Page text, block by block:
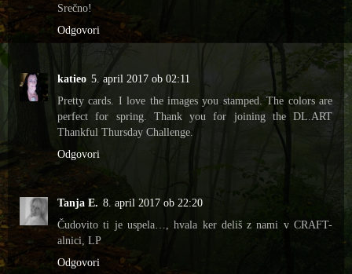
Srečno!
Odgovori
katieo 5. april 2017 ob 02:11
Pretty cards. I love the images you stamped. The colors are
perfect for spring. Thank you for joining the DL.ART
Thankful Thursday Challenge.
Odgovori
Tanja E. 8. april 2017 ob 22:20
Čudovito ti je uspela…, hvala ker deliš z nami v CRAFT-
alnici, LP
Odgovori